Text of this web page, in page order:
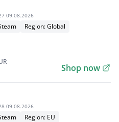
09.08.2026
Region: Global
Shop now
09.08.2026
Region: EU